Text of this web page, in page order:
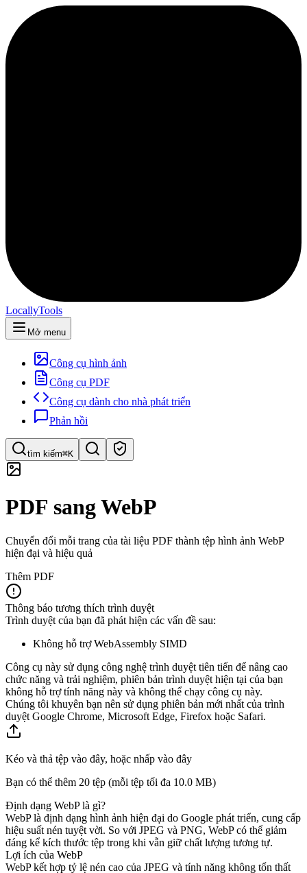
LocallyTools
Mở menu
Công cụ hình ảnh
Công cụ PDF
Công cụ dành cho nhà phát triển
Phản hồi
tìm kiếm⌘K
Tìm kiếm nhanh công cụ
PDF sang WebP
Chuyển đổi mỗi trang của tài liệu PDF thành tệp hình ảnh WebP
hiện đại và hiệu quả
Thêm PDF
Thông báo tương thích trình duyệt
Trình duyệt của bạn đã phát hiện các vấn đề sau:
Không hỗ trợ WebAssembly SIMD
Công cụ này sử dụng công nghệ trình duyệt tiên tiến để nâng cao
chức năng và trải nghiệm, phiên bản trình duyệt hiện tại của bạn
không hỗ trợ tính năng này và không thể chạy công cụ này.
Chúng tôi khuyên bạn nên sử dụng phiên bản mới nhất của trình
duyệt Google Chrome, Microsoft Edge, Firefox hoặc Safari.
Kéo và thả tệp vào đây, hoặc nhấp vào đây
Bạn có thể thêm 20 tệp (mỗi tệp tối đa 10.0 MB)
Định dạng WebP là gì?
WebP là định dạng hình ảnh hiện đại do Google phát triển, cung cấp
hiệu suất nén tuyệt vời. So với JPEG và PNG, WebP có thể giảm
đáng kể kích thước tệp trong khi vẫn giữ chất lượng tương tự.
Lợi ích của WebP
WebP kết hợp tỷ lệ nén cao của JPEG và tính năng không tổn thất